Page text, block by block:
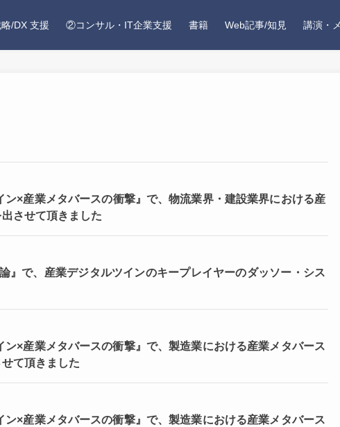
/DX 支援 ②コンサル・IT企業支援 書籍 Web記事/知見 講演・
×産業メタバースの衝撃』で、物流業界・建設業界における産
させて頂きました
』で、産業デジタルツインのキープレイヤーのダッソー・シス
×産業メタバースの衝撃』で、製造業における産業メタバース
て頂きました
×産業メタバースの衝撃』で、製造業における産業メタバース